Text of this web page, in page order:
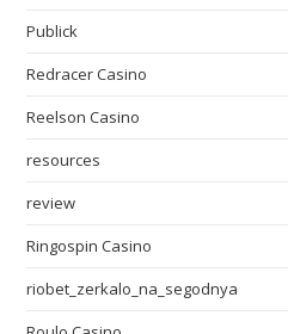
Publick
Redracer Casino
Reelson Casino
resources
review
Ringospin Casino
riobet_zerkalo_na_segodnya